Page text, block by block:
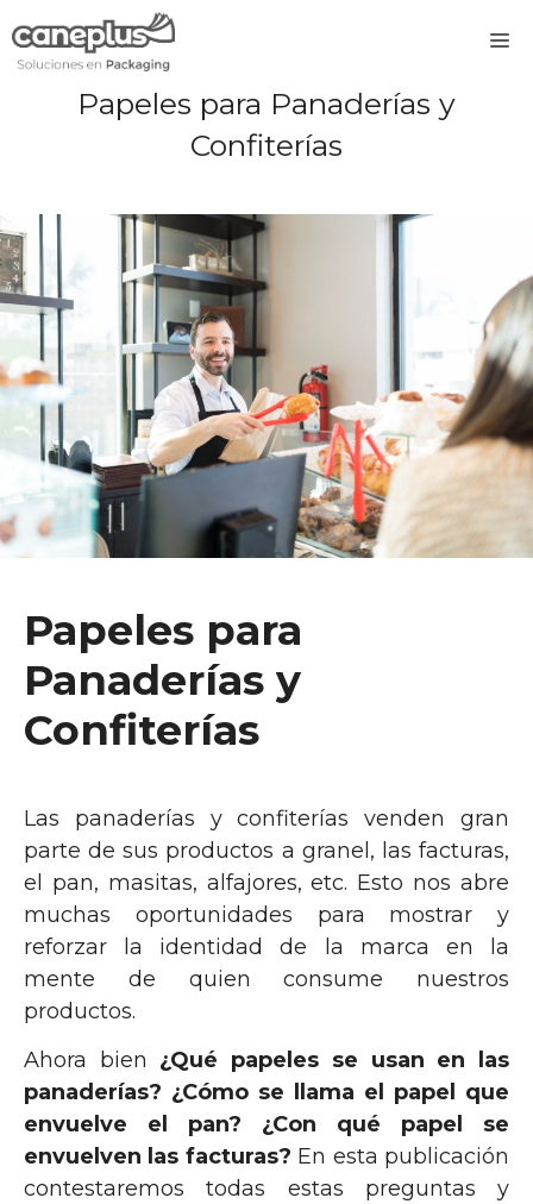
al
Papeles para Panaderías y
Confiterías
Papeles para
Panaderías y
Confiterías
Las panaderías y confiterías venden gran
parte de sus productos a granel, las facturas,
el pan, masitas, alfajores, etc. Esto nos abre
muchas oportunidades para mostrar y
reforzar la identidad de la marca en la
mente de quien consume nuestros
productos.
Ahora bien ¿Qué papeles se usan en las
panaderías? ¿Cómo se llama el papel que
envuelve el pan? ¿Con qué papel se
envuelven las facturas? En esta publicación
contestaremos todas estas preguntas y